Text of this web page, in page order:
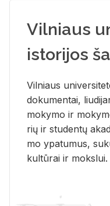
Vilniaus
istorijos
Vil­niaus
do­ku­men­tai,
mo­ky­mo ir
rių ir stu­den­tų
mo ypa­tu­mus,
kul­tū­rai ir moks­lui.